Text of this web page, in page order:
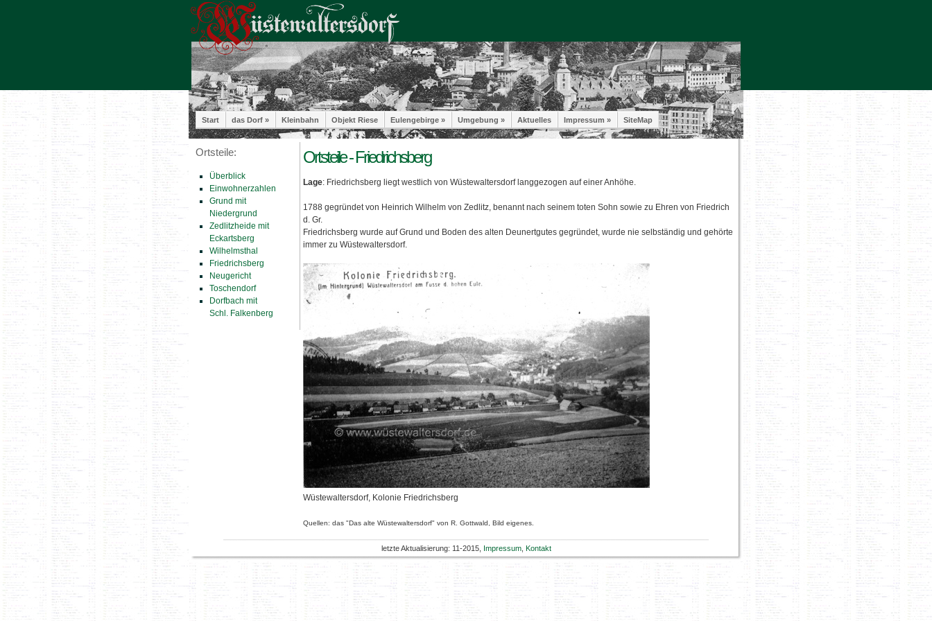
Start das Dorf » Kleinbahn Objekt Riese Eulengebirge » Umgebung » Aktuelles Impressum » SiteMap
Ortsteile:
Überblick
Einwohnerzahlen
Grund mit
Niedergrund
Zedlitzheide mit
Eckartsberg
Wilhelmsthal
Friedrichsberg
Neugericht
Toschendorf
Dorfbach mit
Schl. Falkenberg
Ortsteile - Friedrichsberg
Lage: Friedrichsberg liegt westlich von Wüstewaltersdorf langgezogen auf einer Anhöhe.
1788 gegründet von Heinrich Wilhelm von Zedlitz, benannt nach seinem toten Sohn sowie zu Ehren von Friedrich
d. Gr.
Friedrichsberg wurde auf Grund und Boden des alten Deunertgutes gegründet, wurde nie selbständig und gehörte
immer zu Wüstewaltersdorf.
Wüstewaltersdorf, Kolonie Friedrichsberg
Quellen: das "Das alte Wüstewaltersdorf" von R. Gottwald, Bild eigenes.
letzte Aktualisierung: 11-2015, Impressum, Kontakt